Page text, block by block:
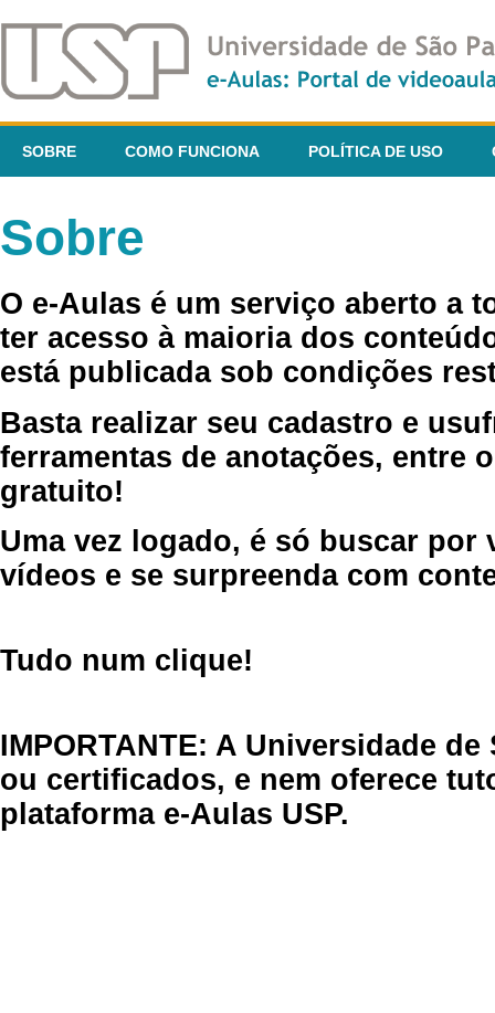
SOBRE COMO FUNCIONA POLÍTICA DE USO
Sobre
O e-Aulas é um serviço aberto a
ter acesso à maioria dos
está publicada sob condições
Basta realizar seu cadastro e
ferramentas de anotações, entre
gratuito!
Uma vez logado, é só buscar por
vídeos e se surpreenda com
Tudo num clique!
IMPORTANTE: A Universidade
ou certificados, e nem oferece
plataforma e-Aulas USP.